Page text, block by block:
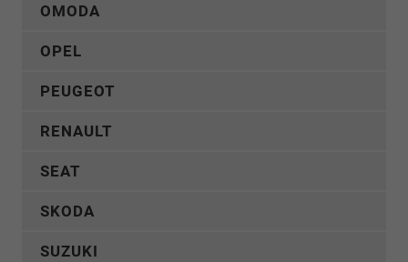
OMODA
OPEL
PEUGEOT
RENAULT
SEAT
SKODA
SUZUKI